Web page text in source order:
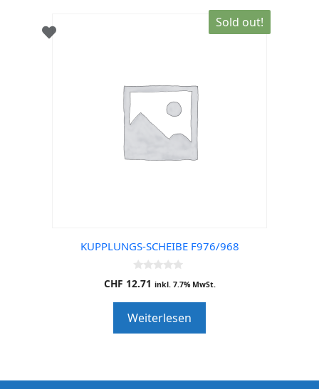
Sold out!
KUPPLUNGS-SCHEIBE F976/968
0
o
o
f
5
CHF 12.71 inkl. 7.7% MwSt.
Weiterlesen